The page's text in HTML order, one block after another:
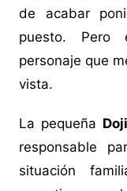
de acabar
puesto. Pero
personaje que
vista.
La pequeña
responsable
situación